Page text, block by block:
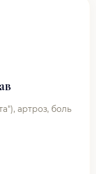
артроз, боль